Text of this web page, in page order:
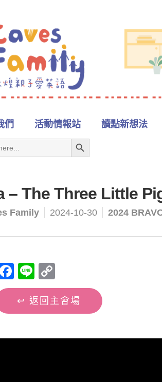
們 活動情報站 讀點新想法
Search Button
– The Three Little
Family 2024-10-30 2024
Facebook
Line
Link
↩︎ 返回主會場